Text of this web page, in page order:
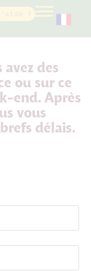
?
des
ou sur ce
end. Après
vous
délais.